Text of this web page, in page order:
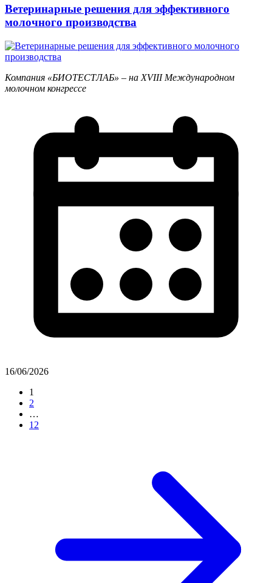
Ветеринарные решения для эффективного
молочного производства
Компания «БИОТЕСТЛАБ» – на XVIII Международном
молочном конгрессе
16/06/2026
1
2
…
12